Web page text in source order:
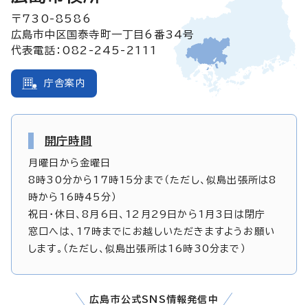
〒730-8586
広島市中区国泰寺町一丁目6番34号
代表電話：082-245-2111
庁舎案内
開庁時間
月曜日から金曜日
8時30分から17時15分まで（ただし、似島出張所は8
時から16時45分）
祝日・休日、8月6日、12月29日から1月3日は閉庁
窓口へは、17時までにお越しいただきますようお願い
します。（ただし、似島出張所は16時30分まで）
広島市公式SNS情報発信中